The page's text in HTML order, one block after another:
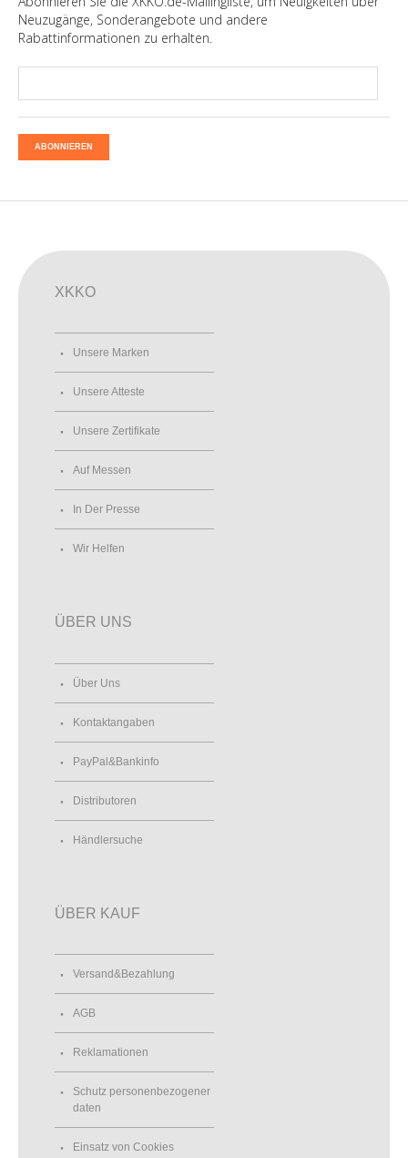
Neuzugänge, Sonderangebote und andere
Rabattinformationen zu erhalten.
ABONNIEREN
XKKO
Unsere Marken
Unsere Atteste
Unsere Zertifikate
Auf Messen
In Der Presse
Wir Helfen
ÜBER UNS
Über Uns
Kontaktangaben
PayPal&Bankinfo
Distributoren
Händlersuche
ÜBER KAUF
Versand&Bezahlung
AGB
Reklamationen
Schutz personenbezogener
daten
Einsatz von Cookies